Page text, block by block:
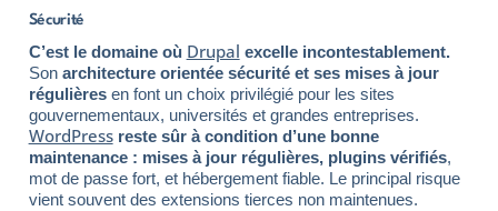
Sécurité
C’est le domaine où Drupal excelle incontestablement.
Son architecture orientée sécurité et ses mises à jour
régulièresen font un choix privilégié pour les sites
gouvernementaux, universités et grandes entreprises.
WordPressreste sûr à condition d’une bonne
maintenance : mises à jour régulières, plugins vérifiés,
mot de passe fort, et hébergement fiable. Le principal risque
vient souvent des extensions tierces non maintenues.